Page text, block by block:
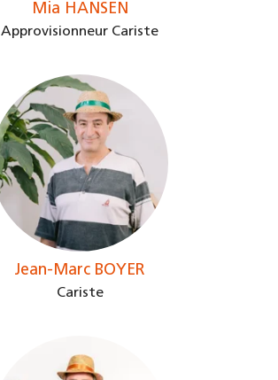
Mia HANSEN
Approvisionneur Cariste
Jean-Marc BOYER
Cariste